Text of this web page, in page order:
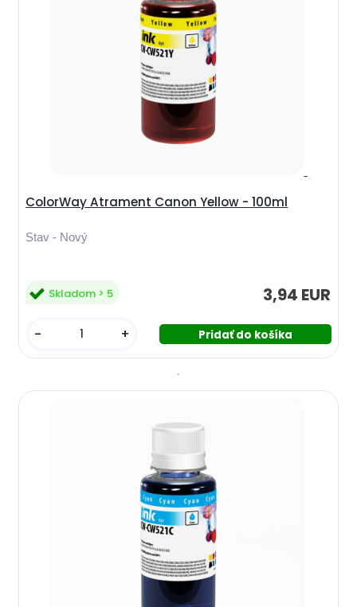
ColorWay Atrament Canon Yellow - 100ml
Stav - Nový
3,94 EUR
Skladom > 5
- +